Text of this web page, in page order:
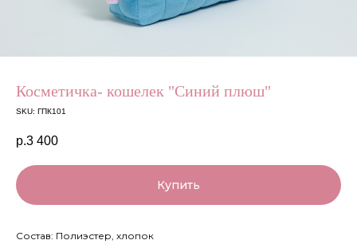
Косметичка- кошелек "Синий плюш"
SKU: ГПК101
р.3 400
Купить
Состав: Полиэстер, хлопок